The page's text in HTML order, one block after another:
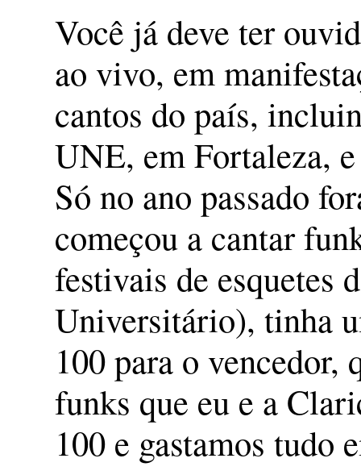
Você já deve ter
ao vivo, em
cantos do país,
UNE, em Fortaleza,
Só no ano passado
começou a cantar
festivais de esquetes
Universitário), tinha
100 para o vencedor,
funks que eu e a
100 e gastamos tudo